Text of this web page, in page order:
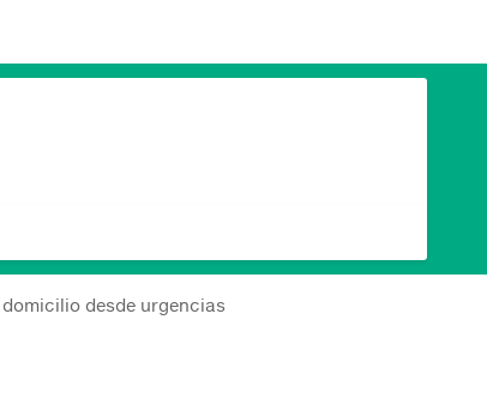
desde urgencias